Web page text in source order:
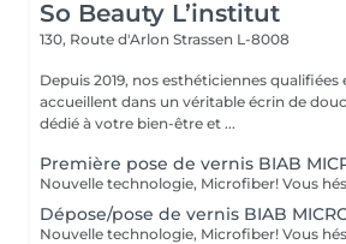
So Beauty L’institut
130, Route d'Arlon Strassen L-8008
Depuis 2019, nos esthéticiennes qualifiées
accueillent dans un véritable écrin de
dédié à votre bien-être et ...
Première pose de vernis BIAB
Dépose/pose de vernis BIAB